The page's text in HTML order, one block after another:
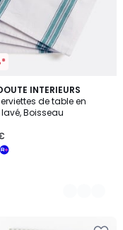
INTERIEURS
de table en
Boisseau